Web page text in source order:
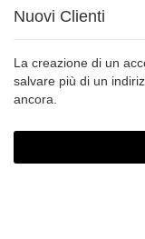
Nuovi Clienti
La creazione di un
salvare più di un
ancora.